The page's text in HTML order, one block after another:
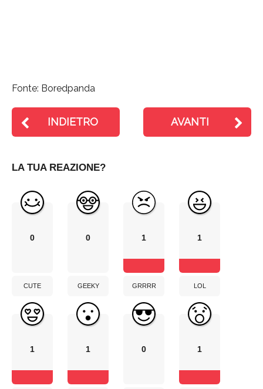
Fonte: Boredpanda
INDIETRO AVANTI
LA TUA REAZIONE?
0
CUTE
0
GEEKY
1
GRRRR
1
LOL
1 1 0 1